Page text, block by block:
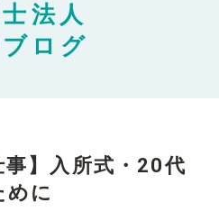
法人
ログ
事】入所式・20代
めに